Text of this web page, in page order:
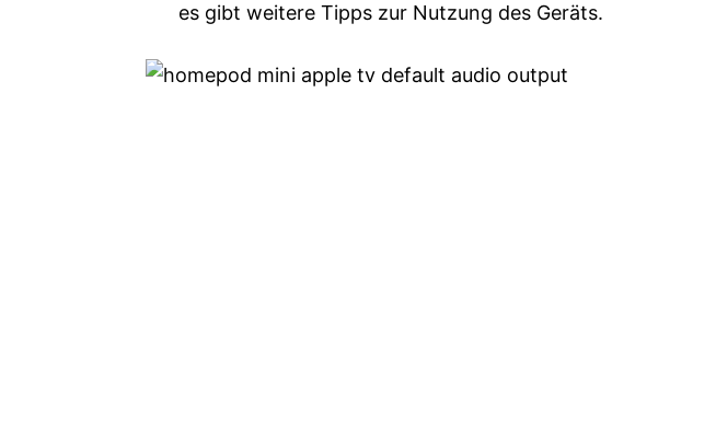
es gibt weitere Tipps zur Nutzung des Geräts.